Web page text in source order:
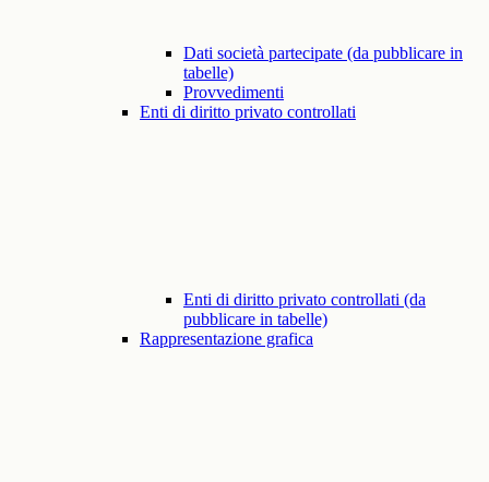
Dati società partecipate (da pubblicare in
tabelle)
Provvedimenti
Enti di diritto privato controllati
Enti di diritto privato controllati (da
pubblicare in tabelle)
Rappresentazione grafica